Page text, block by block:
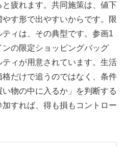
疲れます。共同施策は、値下
す形で出やすいからです。限
ィは、その典型です。参画1
の限定ショッピングバッグ
ティが用意されています。生活
だけで追うのではなく、条件
物の中に入るか」を判断する
すれば、得も損もコントロー